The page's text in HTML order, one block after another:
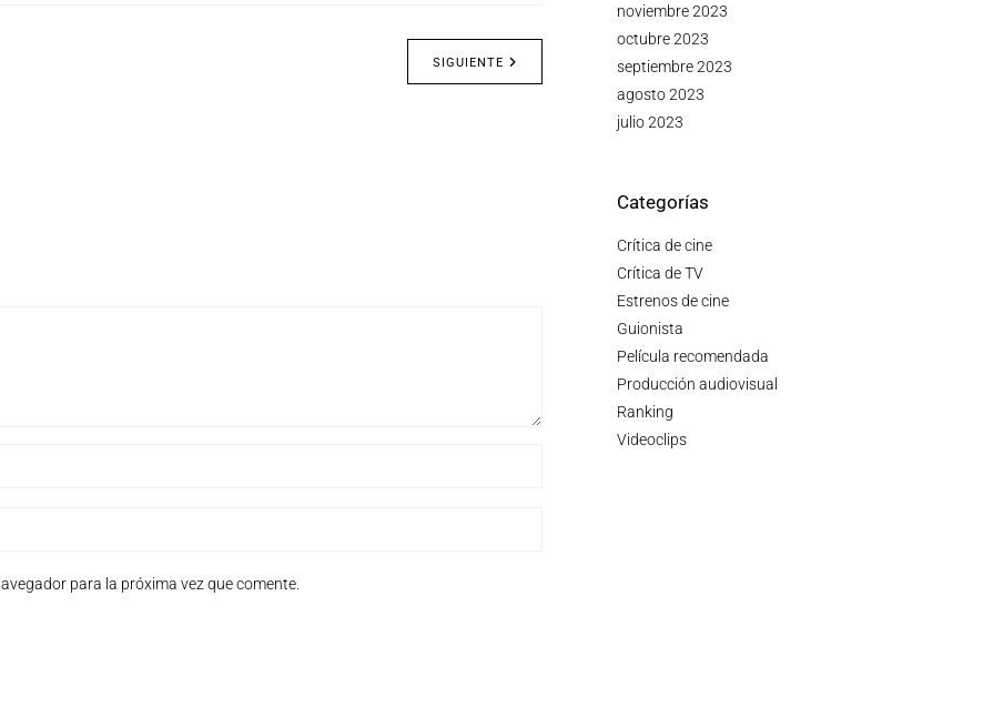
SIGUIENTE
para la próxima vez que comente.
noviembre 2023
octubre 2023
septiembre 2023
agosto 2023
julio 2023
Categorías
Crítica de cine
Crítica de TV
Estrenos de cine
Guionista
Película recomendada
Producción audiovisual
Ranking
Videoclips